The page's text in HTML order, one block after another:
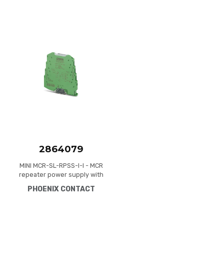
2864079
MINI MCR-SL-RPSS-I-I - MCR
repeater power supply with
signal: 4 mA ... 20 mA, output
PHOENIX CONTACT